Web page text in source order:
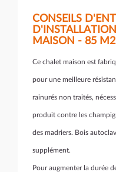
CONSEILS
MAISON - 85
Ce chalet maison est
pour une meilleure
rainurés non traités,
produit contre les
des madriers. Bois
supplément.
Pour augmenter la durée